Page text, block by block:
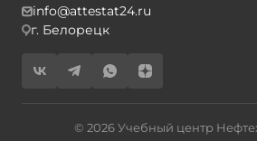
info@attestat24.ru
г. Белорецк
© 2026 Учебный центр